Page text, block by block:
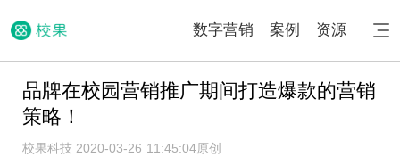
数字营销 案例 资源
品牌在校园营销推广期间打造爆款的营销
策略！
校果科技 2020-03-26 11:45:04原创